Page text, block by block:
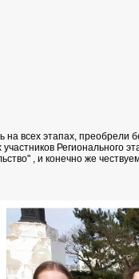
на всех этапах,
Регионального
, и конечно же